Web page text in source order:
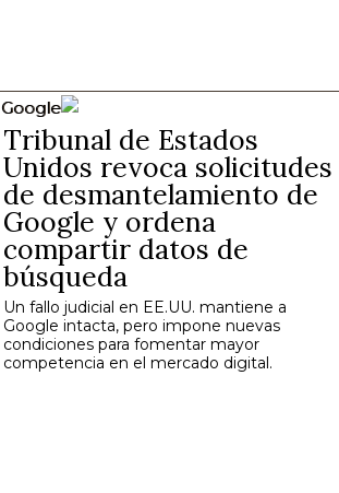
Google
Tribunal de Estados
Unidos revoca solicitudes
de desmantelamiento de
Google y ordena
compartir datos de
búsqueda
Un fallo judicial en EE.UU. mantiene a
Google intacta, pero impone nuevas
condiciones para fomentar mayor
competencia en el mercado digital.